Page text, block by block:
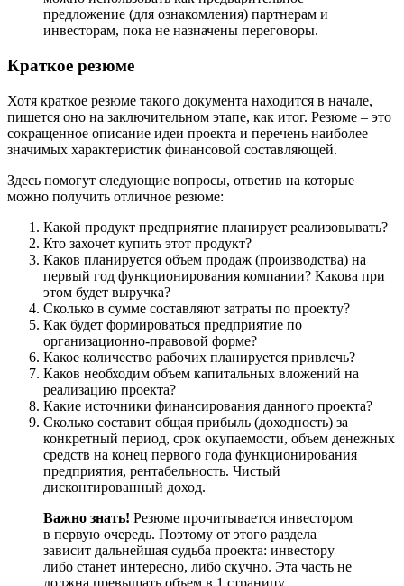
предложение (для ознакомления) партнерам и
инвесторам, пока не назначены переговоры.
Краткое резюме
Хотя краткое резюме такого документа находится в начале,
пишется оно на заключительном этапе, как итог. Резюме – это
сокращенное описание идеи проекта и перечень наиболее
значимых характеристик финансовой составляющей.
Здесь помогут следующие вопросы, ответив на которые
можно получить отличное резюме:
Какой продукт предприятие планирует реализовывать?
Кто захочет купить этот продукт?
Каков планируется объем продаж (производства) на
первый год функционирования компании? Какова при
этом будет выручка?
Сколько в сумме составляют затраты по проекту?
Как будет формироваться предприятие по
организационно-правовой форме?
Какое количество рабочих планируется привлечь?
Каков необходим объем капитальных вложений на
реализацию проекта?
Какие источники финансирования данного проекта?
Сколько составит общая прибыль (доходность) за
конкретный период, срок окупаемости, объем денежных
средств на конец первого года функционирования
предприятия, рентабельность. Чистый
дисконтированный доход.
Важно знать! Резюме прочитывается инвестором
в первую очередь. Поэтому от этого раздела
зависит дальнейшая судьба проекта: инвестору
либо станет интересно, либо скучно. Эта часть не
должна превышать объем в 1 страницу.